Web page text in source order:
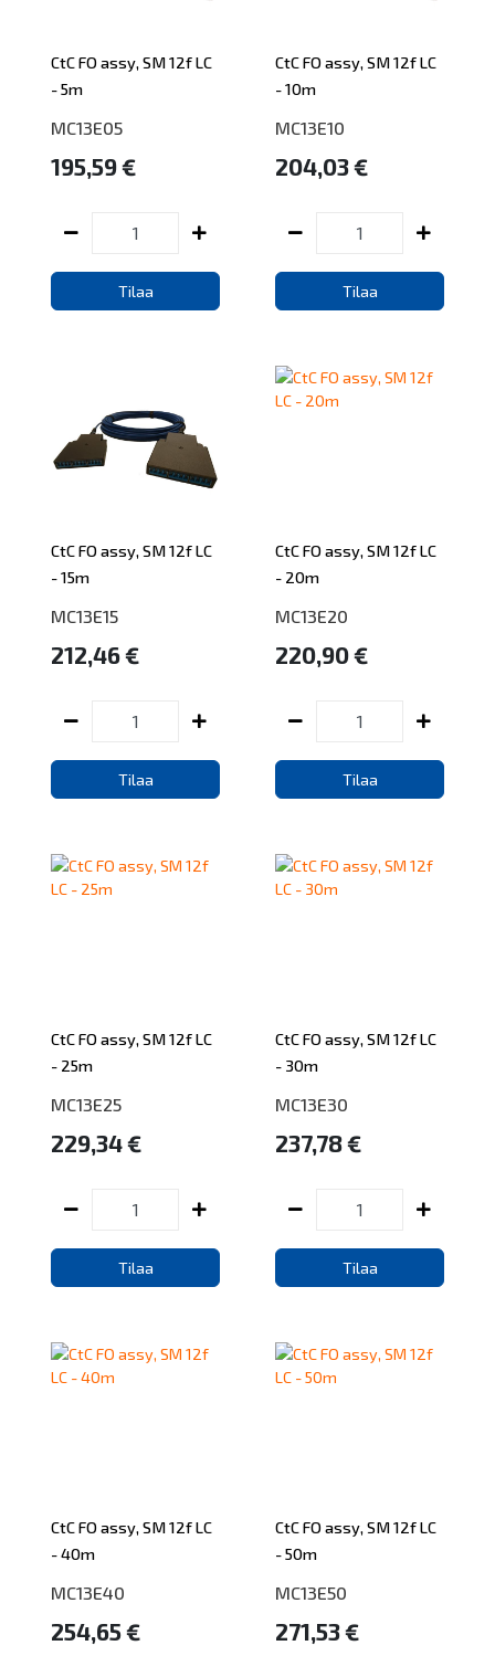
CtC FO assy, SM 12f LC
- 5m
MC13E05
195,59 €
Tilaa
CtC FO assy, SM 12f LC
- 10m
MC13E10
204,03 €
Tilaa
CtC FO assy, SM 12f LC
- 15m
MC13E15
212,46 €
Tilaa
CtC FO assy, SM 12f LC
- 20m
MC13E20
220,90 €
Tilaa
CtC FO assy, SM 12f LC
- 25m
MC13E25
229,34 €
Tilaa
CtC FO assy, SM 12f LC
- 30m
MC13E30
237,78 €
Tilaa
CtC FO assy, SM 12f LC
- 40m
MC13E40
254,65 €
CtC FO assy, SM 12f LC
- 50m
MC13E50
271,53 €